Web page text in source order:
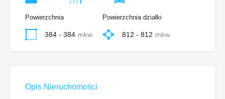
Powierzchnia
384 - 384 mkw
Powierzchnia działki
812 - 812 mkw
Opis Nieruchomości